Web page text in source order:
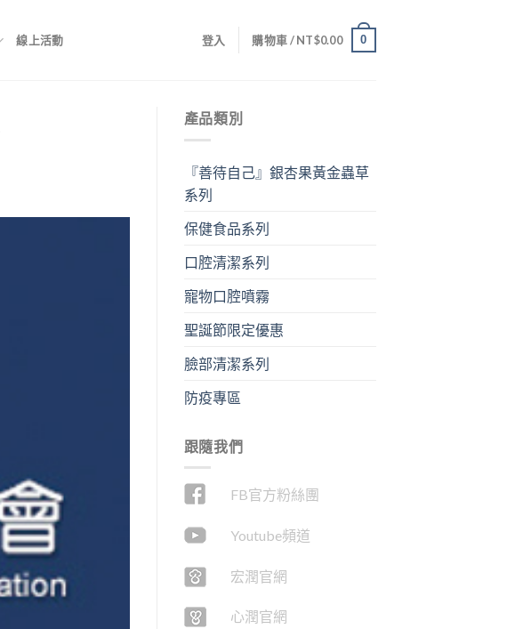
線上活動 登入 購物車 /NT$0.00 0
產品類別
『善待自己』銀杏果黃金蟲草
系列
保健食品系列
口腔清潔系列
寵物口腔噴霧
聖誕節限定優惠
臉部清潔系列
防疫專區
跟隨我們
FB官方粉絲團
Youtube頻道
宏潤官網
心潤官網